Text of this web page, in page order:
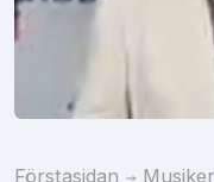
Förstasidan Musiker